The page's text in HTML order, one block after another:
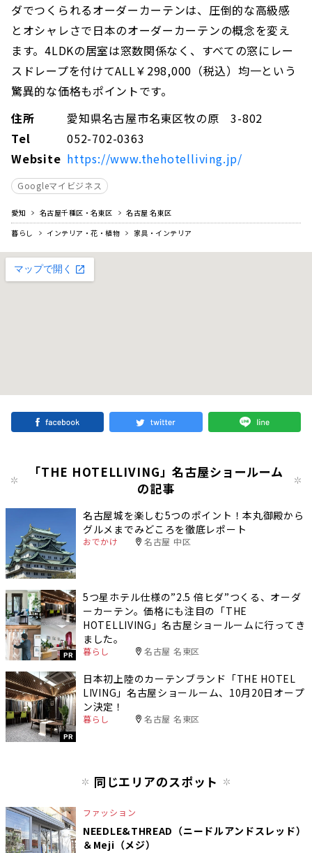
ダでつくられるオーダーカーテンは、圧倒的な高級感
とオシャレさで日本のオーダーカーテンの概念を変え
ます。4LDKの居室は窓数関係なく、すべての窓にレー
スドレープを付けてALL￥298,000（税込）均一という
驚異的な価格もポイントです。
住所
愛知県名古屋市名東区牧の原 3-802
Tel
052-702-0363
Website https://www.thehotelliving.jp/
Googleマイビジネス
愛知 名古屋千種区・名東区
名古屋 名東区
暮らし
インテリア・花・植物 家具・インテリア
「THE HOTELLIVING」名古屋ショールーム
の記事
名古屋城を楽しむ5つのポイント！本丸御殿から
グルメまでみどころを徹底レポート
おでかけ 名古屋 中区
PR
5つ星ホテル仕様の”2.5 倍ヒダ”つくる、オーダ
ーカーテン。価格にも注目の「THE
HOTELLIVING」名古屋ショールームに行ってき
ました。
暮らし 名古屋 名東区
PR
日本初上陸のカーテンブランド「THE HOTEL
LIVING」名古屋ショールーム、10月20日オープ
ン決定！
暮らし 名古屋 名東区
同じエリアのスポット
ファッション
NEEDLE&THREAD（ニードルアンドスレッド）
＆Meji（メジ）